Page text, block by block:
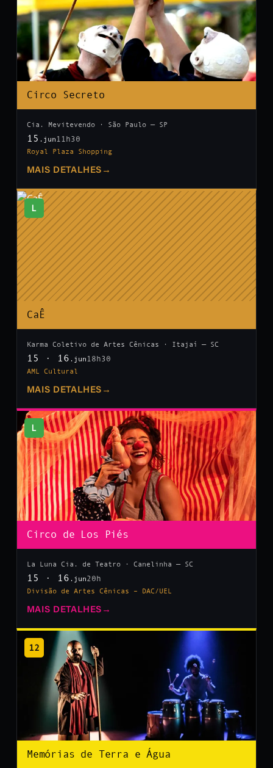
Circo Secreto
Cia. Mevitevendo · São Paulo — SP
15 .jun 11h30
Royal Plaza Shopping
MAIS DETALHES →
L
CaÊ
Karma Coletivo de Artes Cênicas · Itajaí — SC
15 · 16 .jun 18h30
AML Cultural
MAIS DETALHES →
L
Circo de Los Piés
La Luna Cia. de Teatro · Canelinha — SC
15 · 16 .jun20h
Divisão de Artes Cênicas – DAC/UEL
MAIS DETALHES →
12
Memórias de Terra e Água